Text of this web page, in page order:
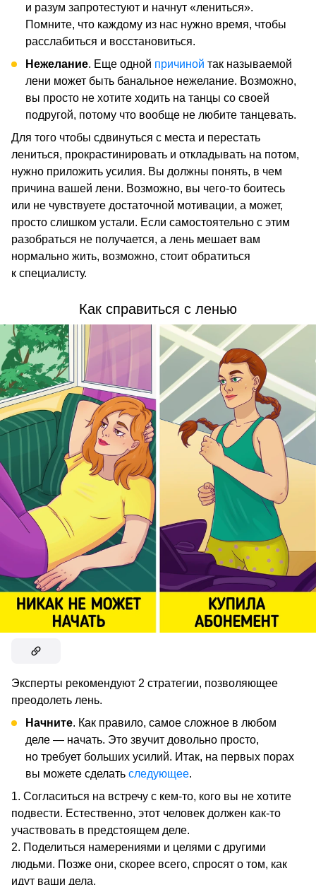
и разум запротестуют и начнут «лениться».
Помните, что каждому из нас нужно время, чтобы
расслабиться и восстановиться.
Нежелание. Еще одной причиной так называемой
лени может быть банальное нежелание. Возможно,
вы просто не хотите ходить на танцы со своей
подругой, потому что вообще не любите танцевать.
Для того чтобы сдвинуться с места и перестать
лениться, прокрастинировать и откладывать на потом,
нужно приложить усилия. Вы должны понять, в чем
причина вашей лени. Возможно, вы чего-то боитесь
или не чувствуете достаточной мотивации, а может,
просто слишком устали. Если самостоятельно с этим
разобраться не получается, а лень мешает вам
нормально жить, возможно, стоит обратиться
к специалисту.
Как справиться с ленью
Эксперты рекомендуют 2 стратегии, позволяющее
преодолеть лень.
Начните. Как правило, самое сложное в любом
деле — начать. Это звучит довольно просто,
но требует больших усилий. Итак, на первых порах
вы можете сделать следующее.
Согласиться на встречу с кем-то, кого вы не хотите
подвести. Естественно, этот человек должен как-то
участвовать в предстоящем деле.
Поделиться намерениями и целями с другими
людьми. Позже они, скорее всего, спросят о том, как
идут ваши дела.